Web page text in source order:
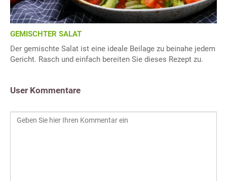
GEMISCHTER SALAT
Der gemischte Salat ist eine ideale Beilage zu beinahe jedem
Gericht. Rasch und einfach bereiten Sie dieses Rezept zu.
User Kommentare